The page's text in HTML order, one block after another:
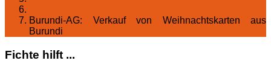
Burundi-AG: Verkauf von Weihnachtskarten aus
Burundi
Fichte hilft ...